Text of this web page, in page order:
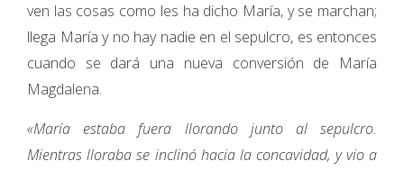
ven las cosas como les ha dicho María, y se marchan;
llega María y no hay nadie en el sepulcro, es entonces
cuando se dará una nueva conversión de María
Magdalena.
«María estaba fuera llorando junto al sepulcro.
Mientras lloraba se inclinó hacia la concavidad, y vio a